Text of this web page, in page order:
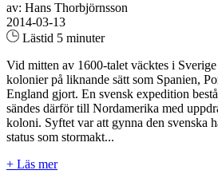
av: Hans Thorbjörnsson
2014-03-13
Lästid 5 minuter
Vid mitten av 1600-talet väcktes i
kolonier på liknande sätt som Spanien,
England gjort. En svensk expedition
sändes därför till Nordamerika med
koloni. Syftet var att gynna den svenska
status som stormakt...
+ Läs mer